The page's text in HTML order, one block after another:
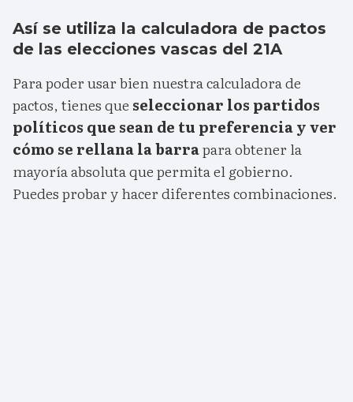
Así se utiliza la calculadora de pactos
de las elecciones vascas del 21A
Para poder usar bien nuestra calculadora de
pactos, tienes que seleccionar los partidos
políticos que sean de tu preferencia y ver
cómo se rellana la barrapara obtener la
mayoría absoluta que permita el gobierno.
Puedes probar y hacer diferentes combinaciones.